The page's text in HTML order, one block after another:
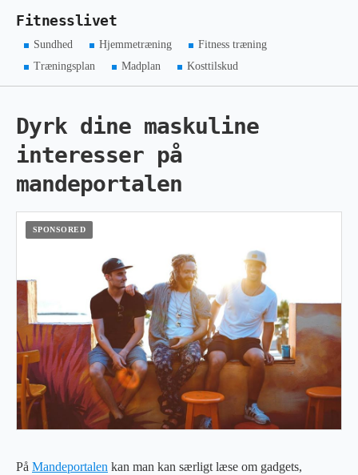
Fitnesslivet
Sundhed Hjemmetræning
Fitness træning
Træningsplan
Madplan Kosttilskud
Dyrk dine maskuline
interesser på
mandeportalen
På Mandeportalen kan man kan særligt læse om gadgets,